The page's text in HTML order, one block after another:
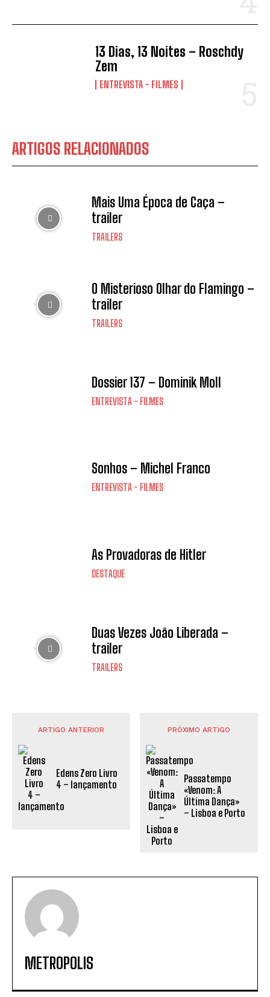
13 Dias, 13 Noites – Roschdy
Zem
ENTREVISTA - FILMES
ARTIGOS RELACIONADOS
Mais Uma Época de Caça –
trailer
TRAILERS
O Misterioso Olhar do Flamingo –
trailer
TRAILERS
Dossier 137 – Dominik Moll
ENTREVISTA - FILMES
Sonhos – Michel Franco
ENTREVISTA - FILMES
As Provadoras de Hitler
DESTAQUE
Duas Vezes João Liberada –
trailer
TRAILERS
ARTIGO ANTERIOR
Edens Zero Livro
4 – lançamento
PRÓXIMO ARTIGO
Passatempo
«Venom: A
Última Dança»
– Lisboa e Porto
METROPOLIS